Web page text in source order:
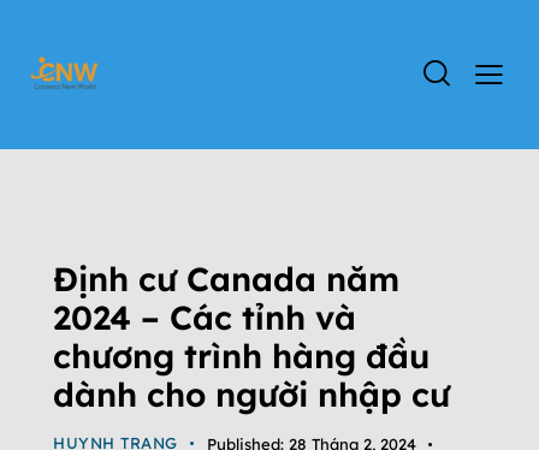
Định cư Canada năm
2024 – Các tỉnh và
chương trình hàng đầu
dành cho người nhập cư
HUYNH TRANG Published: 28 Tháng 2, 2024